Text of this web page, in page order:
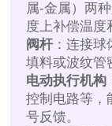
属-金属）两
度上补偿温度
阀杆：连接球
填料或波纹管
电动执行机构
控制电路等，
号反馈。